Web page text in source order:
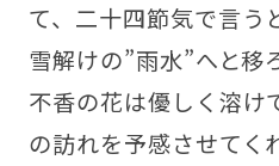
て、二十四節気で言う
雪解けの”雨水”へと移
不香の花は優しく溶け
の訪れを予感させてく